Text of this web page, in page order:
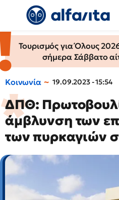
Τουρισμός για Όλους
σήμερα Σάββατο
Κοινωνία 19.09.2023 - 15:54
ΔΠΘ:
άμβλυνση των
των πυρκαγιών